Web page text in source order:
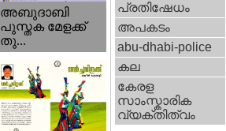
അബുദാബി
പുസ്തക മേളക്ക്
തു...
പ്രതിഷേധം
അപകടം
abu-dhabi-police
കല
കേരള
സാംസ്കാരിക
വ്യക്തിത്വം